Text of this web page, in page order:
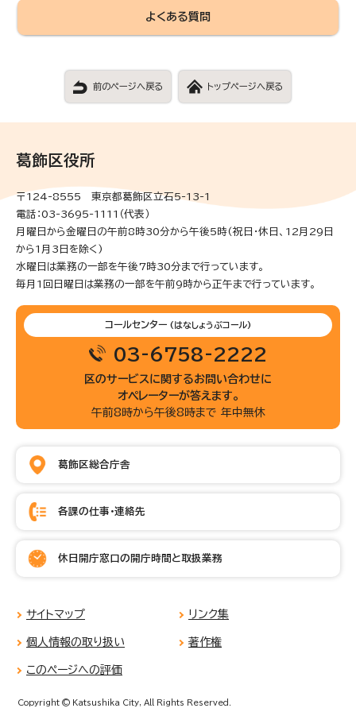
よくある質問
前のページへ戻る トップページへ戻る
葛飾区役所
〒124-8555 東京都葛飾区立石5-13-1
電話：03-3695-1111（代表）
月曜日から金曜日の午前8時30分から午後5時(祝日・休日、12月29日
から1月3日を除く)
水曜日は業務の一部を午後7時30分まで行っています。
毎月1回日曜日は業務の一部を午前9時から正午まで行っています。
コールセンター (はなしょうぶコール)
03-6758-2222
区のサービスに関するお問い合わせに
オペレーターが答えます。
午前8時から午後8時まで 年中無休
葛飾区総合庁舎
各課の仕事・連絡先
休日開庁窓口の開庁時間と取扱業務
サイトマップ リンク集
個人情報の取り扱い 著作権
このページへの評価
Copyright © Katsushika City, All Rights Reserved.